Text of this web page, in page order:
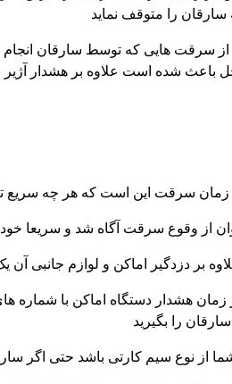
سارقان را متوقف نماید
سرقت هایی که توسط سارقان انجام
باعث شده است علاوه بر هشدار آژیر
زمان سرقت این است که هر چه سریع
از وقوع سرقت آگاه شد و سریعا
بر دزدگیر اماکن و لوازم جانبی آن
زمان هشدار دستگاه اماکن با
را بگیرید
شما از نوع سیم کارتی باشد حتی اگر